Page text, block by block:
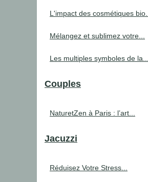
L'impact des cosmétiques bio...
Mélangez et sublimez votre...
Les multiples symboles de la...
Couples
NaturetZen à Paris : l’art...
Jacuzzi
Réduisez Votre Stress...